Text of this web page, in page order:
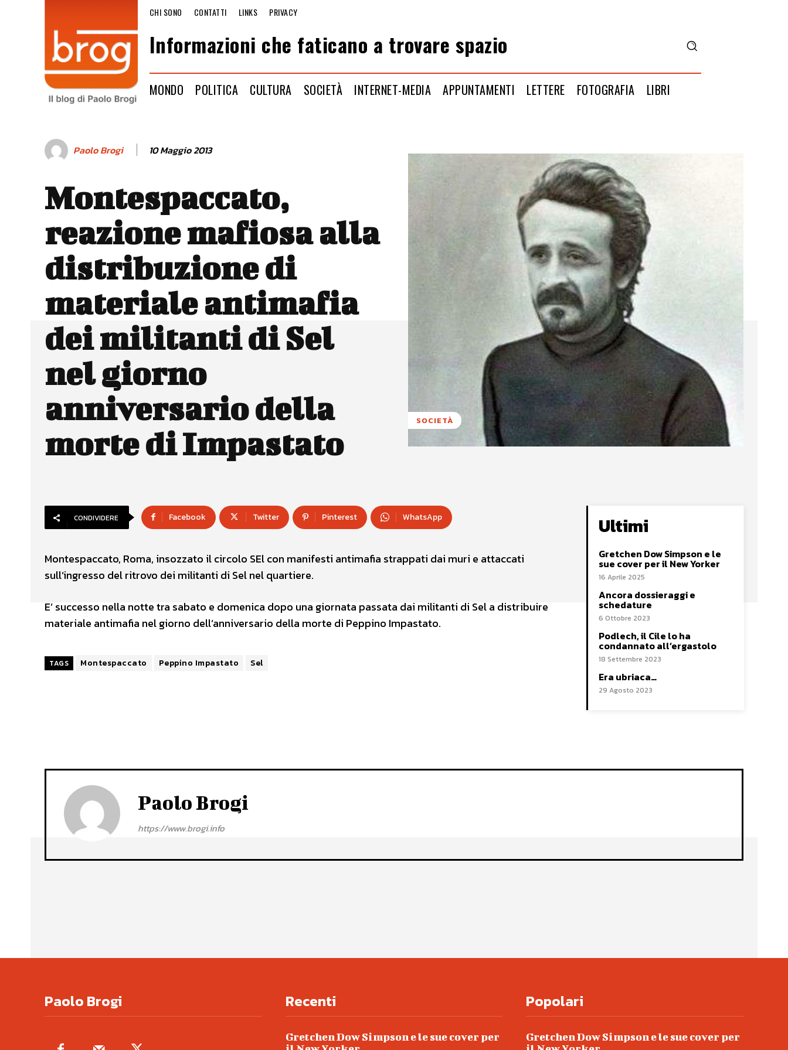
CHI SONO CONTATTI LINKS PRIVACY
Informazioni che faticano a trovare spazio
MONDO POLITICA CULTURA SOCIETÀ INTERNET-MEDIA APPUNTAMENTI LETTERE FOTOGRAFIA LIBRI
Paolo Brogi 10 Maggio 2013
Montespaccato,
reazione mafiosa alla
distribuzione di
materiale antimafia
dei militanti di Sel
nel giorno
anniversario della
morte di Impastato
SOCIETÀ
CONDIVIDERE Facebook Twitter Pinterest WhatsApp
Montespaccato, Roma, insozzato il circolo SEl con manifesti antimafia strappati dai muri e attaccati
sull’ingresso del ritrovo dei militanti di Sel nel quartiere.
E’ successo nella notte tra sabato e domenica dopo una giornata passata dai militanti di Sel a distribuire
materiale antimafia nel giorno dell’anniversario della morte di Peppino Impastato.
TAGS Montespaccato Peppino Impastato Sel
Ultimi
Gretchen Dow Simpson e le
sue cover per il New Yorker
16 Aprile 2025
Ancora dossieraggi e
schedature
6 Ottobre 2023
Podlech, il Cile lo ha
condannato all’ergastolo
18 Settembre 2023
Era ubriaca…
29 Agosto 2023
Paolo Brogi
https://www.brogi.info
Paolo Brogi Recenti
Gretchen Dow Simpson e le sue cover per
Popolari
Gretchen Dow Simpson e le sue cover per